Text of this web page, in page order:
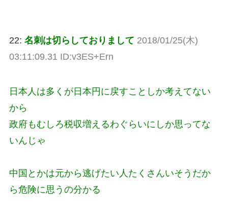
22: 名刺は切らしておりまして 2018/01/25(木)
03:11:09.31 ID:v3ES+Ern
日本人は多くが日本円に戻すことしか考えてない
から
政府もむしろ税収増えるわぐらいにしか思ってな
いんじゃ
中国とかは元から逃げたい人たくさんいそうだか
ら危険に思うの分かる